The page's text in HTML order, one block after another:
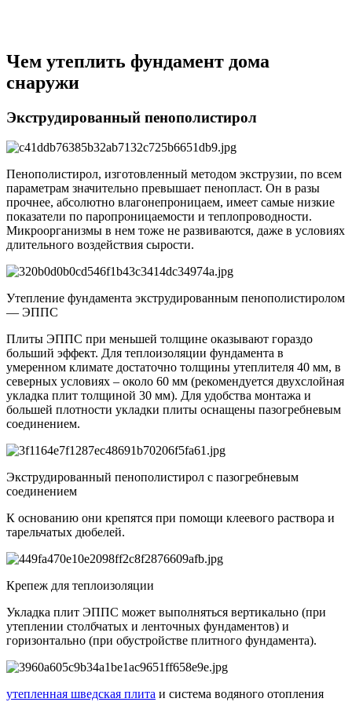
Чем утеплить фундамент дома
снаружи
Экструдированный пенополистирол
Пенополистирол, изготовленный методом экструзии, по всем
параметрам значительно превышает пенопласт. Он в разы
прочнее, абсолютно влагонепроницаем, имеет самые низкие
показатели по паропроницаемости и теплопроводности.
Микроорганизмы в нем тоже не развиваются, даже в условиях
длительного воздействия сырости.
Утепление фундамента экструдированным пенополистиролом
— ЭППС
Плиты ЭППС при меньшей толщине оказывают гораздо
больший эффект. Для теплоизоляции фундамента в
умеренном климате достаточно толщины утеплителя 40 мм, в
северных условиях – около 60 мм (рекомендуется двухслойная
укладка плит толщиной 30 мм). Для удобства монтажа и
большей плотности укладки плиты оснащены пазогребневым
соединением.
Экструдированный пенополистирол с пазогребневым
соединением
К основанию они крепятся при помощи клеевого раствора и
тарельчатых дюбелей.
Крепеж для теплоизоляции
Укладка плит ЭППС может выполняться вертикально (при
утеплении столбчатых и ленточных фундаментов) и
горизонтально (при обустройстве плитного фундамента).
утепленная шведская плита и система водяного отопления